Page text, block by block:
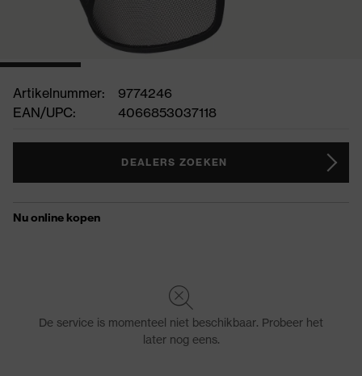
Artikelnummer:
9774246
EAN/UPC:
4066853037118
DEALERS ZOEKEN